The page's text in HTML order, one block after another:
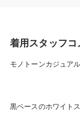
着用スタッフコ
モノトーンカジュア
黒ベースのホワイト